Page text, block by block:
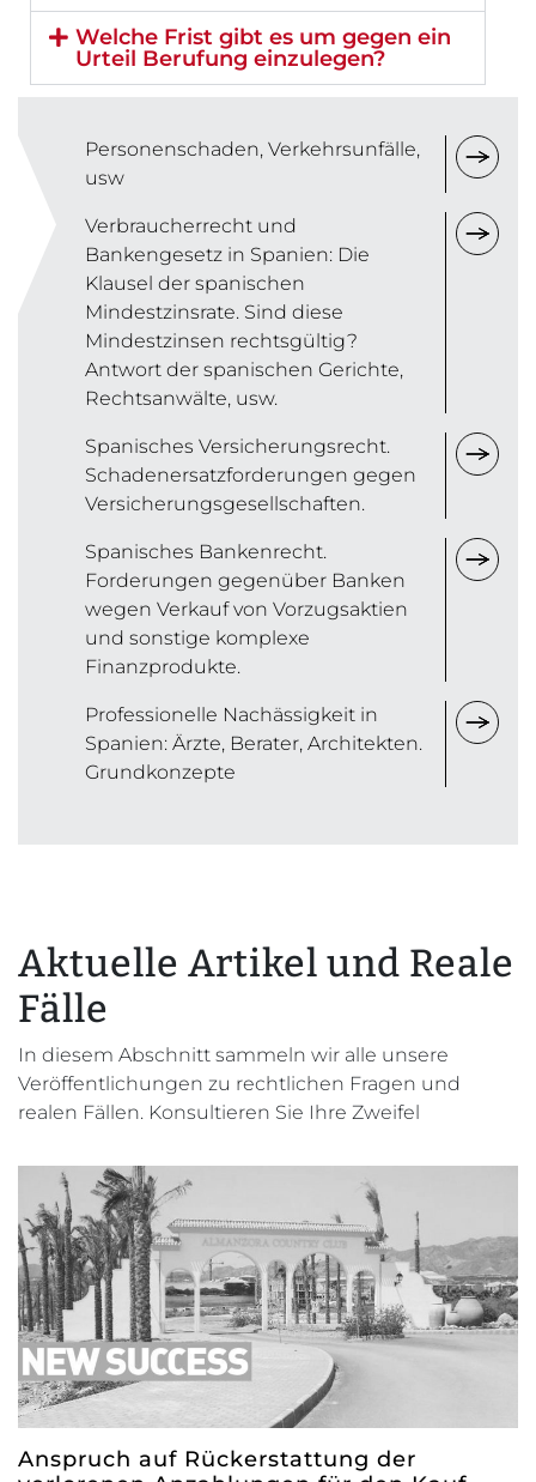
Welche Frist gibt es um gegen ein
Urteil Berufung einzulegen?
Personenschaden, Verkehrsunfälle,
usw
Verbraucherrecht und
Bankengesetz in Spanien: Die
Klausel der spanischen
Mindestzinsrate. Sind diese
Mindestzinsen rechtsgültig?
Antwort der spanischen Gerichte,
Rechtsanwälte, usw.
Spanisches Versicherungsrecht.
Schadenersatzforderungen gegen
Versicherungsgesellschaften.
Spanisches Bankenrecht.
Forderungen gegenüber Banken
wegen Verkauf von Vorzugsaktien
und sonstige komplexe
Finanzprodukte.
Professionelle Nachässigkeit in
Spanien: Ärzte, Berater, Architekten.
Grundkonzepte
Aktuelle Artikel und Reale
Fälle
In diesem Abschnitt sammeln wir alle unsere
Veröffentlichungen zu rechtlichen Fragen und
realen Fällen. Konsultieren Sie Ihre Zweifel
Anspruch auf Rückerstattung der